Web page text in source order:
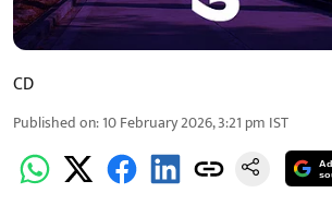
CD
Published on:10 February 2026, 3:21 pm IST